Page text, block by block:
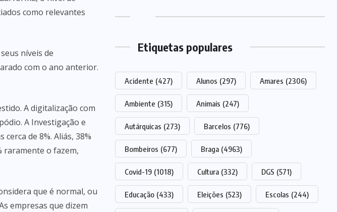
como relevantes
níveis de
com o ano anterior.
A digitalização com
A Investigação e
de 8%. Aliás, 38%
raramente o fazem,
que é normal, ou
empresas que dizem
Etiquetas populares
Acidente (427) Alunos (297) Amares (2306)
Ambiente (315) Animais (247)
Autárquicas (273) Barcelos (776)
Bombeiros (677) Braga (4963)
Covid-19 (1018) Cultura (332) DGS (571)
Educação (433) Eleições (523) Escolas (244)